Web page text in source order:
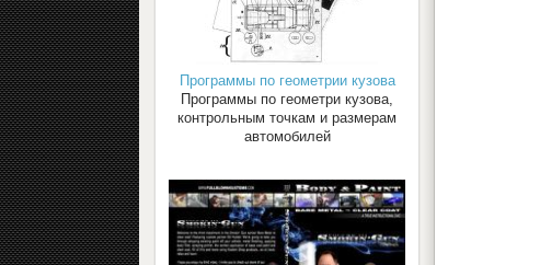
Программы по геометрии кузова
Программы по геометри кузова,
контрольным точкам и размерам
автомобилей